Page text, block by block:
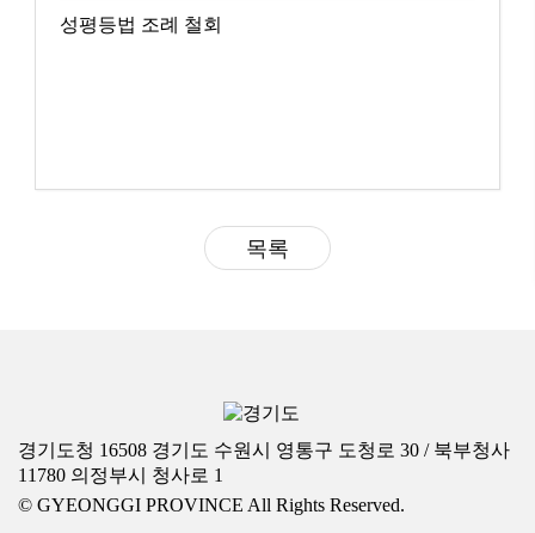
성평등법 조례 철회
목록
경기도청 16508 경기도 수원시 영통구 도청로 30 / 북부청사
11780 의정부시 청사로 1
© GYEONGGI PROVINCE All Rights Reserved.